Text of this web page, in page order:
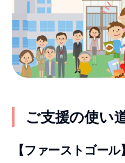
ご支援の使い
【ファーストゴー